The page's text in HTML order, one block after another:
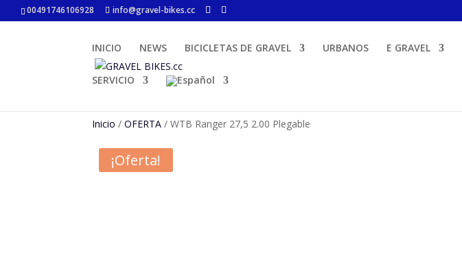
00491746106928 info@gravel-bikes.cc
INICIO NEWS BICICLETAS DE GRAVEL URBANOS E GRAVEL
SERVICIO
Inicio /OFERTA / WTB Ranger 27,5 2.00 Plegable
¡Oferta!